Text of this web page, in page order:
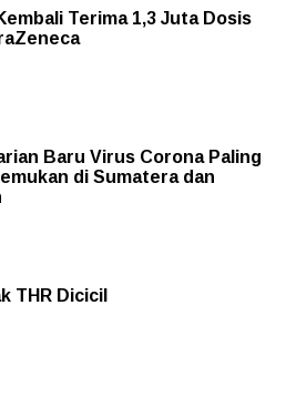
Terima 1,3 Juta Dosis
Baru Virus Corona Paling
di Sumatera dan
THR Dicicil